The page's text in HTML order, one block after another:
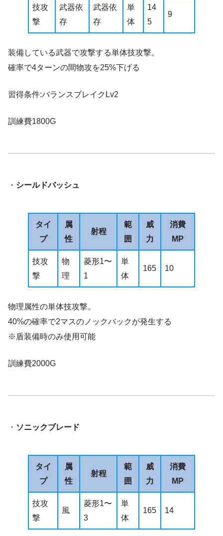
技攻
撃
武器依
存
武器依
存
単
体
14
5
9
装備している武器で攻撃する単体技攻撃。
確率で4ターンの間物攻を25%下げる
習得条件:バランスブレイクLv2
訓練費1800G
・ シールドバッシュ
タイ
プ
属
性
射程
範
囲
威
力
消費
MP
技攻
撃
物
理
菱形1〜
1
単
体
165 10
物理属性の単体技攻撃。
40%の確率で2マスのノックバックが発生する
※盾装備時のみ使用可能
訓練費2000G
・ ソニックブレード
タイ
プ
属
性
射程
範
囲
威
力
消費
MP
技攻
撃
風
菱形1〜
3
単
体
165 14